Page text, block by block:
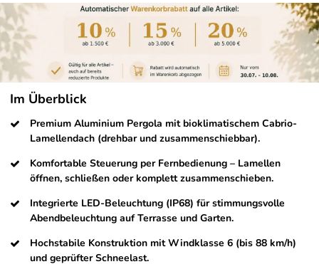
Im Überblick
Premium Aluminium Pergola mit bioklimatischem Cabrio-
Lamellendach (drehbar und zusammenschiebbar).
Komfortable Steuerung per Fernbedienung – Lamellen
öffnen, schließen oder komplett zusammenschieben.
Integrierte LED-Beleuchtung (IP68) für stimmungsvolle
Abendbeleuchtung auf Terrasse und Garten.
Hochstabile Konstruktion mit Windklasse 6 (bis 88 km/h)
und geprüfter Schneelast.